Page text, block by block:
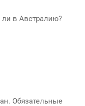
ли в Австралию?
Обязательные